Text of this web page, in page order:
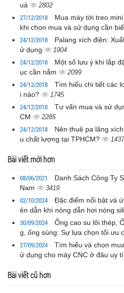
uả
2802
27/12/2018
Mua máy tời treo
khi chọn mua và sử dụng cần
24/12/2018
Palang xích điện:
ử dụng
1904
24/12/2018
Một số lưu ý khi lắp
ục cần nắm
2099
24/12/2018
Tìm hiểu chi tiết các
i nào?
1745
24/12/2018
Tư vấn mua và sử
CM
2285
24/12/2018
Nên thuê pa lăng
u chất lượng tại TPHCM?
1437
Bài viết mới hơn
08/06/2021
Danh Sách Công Ty
Nam
3419
02/10/2024
Đặc điểm nổi bật và
ên dẫn khí nóng dẫn hơi nóng
30/09/2024
Ống cao su lõi thép,
g, ống sùng: Sự lựa chọn tối ưu
27/09/2024
Tìm hiểu và chọn
ử dụng cho máy CNC ở đâu uy
Bài viết cũ hơn